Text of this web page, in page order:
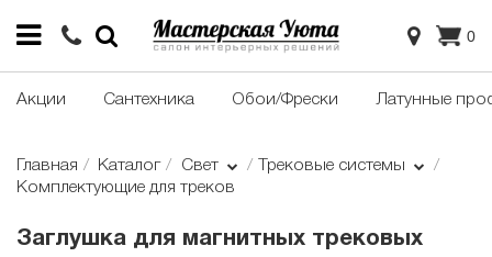
0
Акции Сантехника Обои/Фрески Латунные
Главная Каталог Свет
Трековые системы
Комплектующие для треков
Заглушка для магнитных трековых